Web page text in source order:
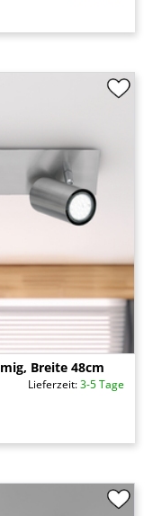
Breite 48cm
Lieferzeit:3-5 Tage